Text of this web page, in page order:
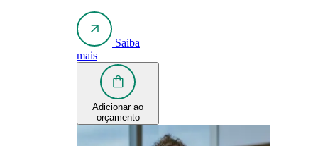
Saiba
mais
Adicionar ao
orçamento